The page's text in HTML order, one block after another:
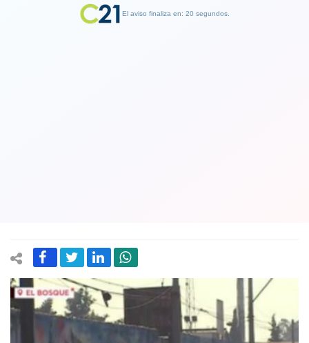
El aviso finaliza en: 19 segundos.